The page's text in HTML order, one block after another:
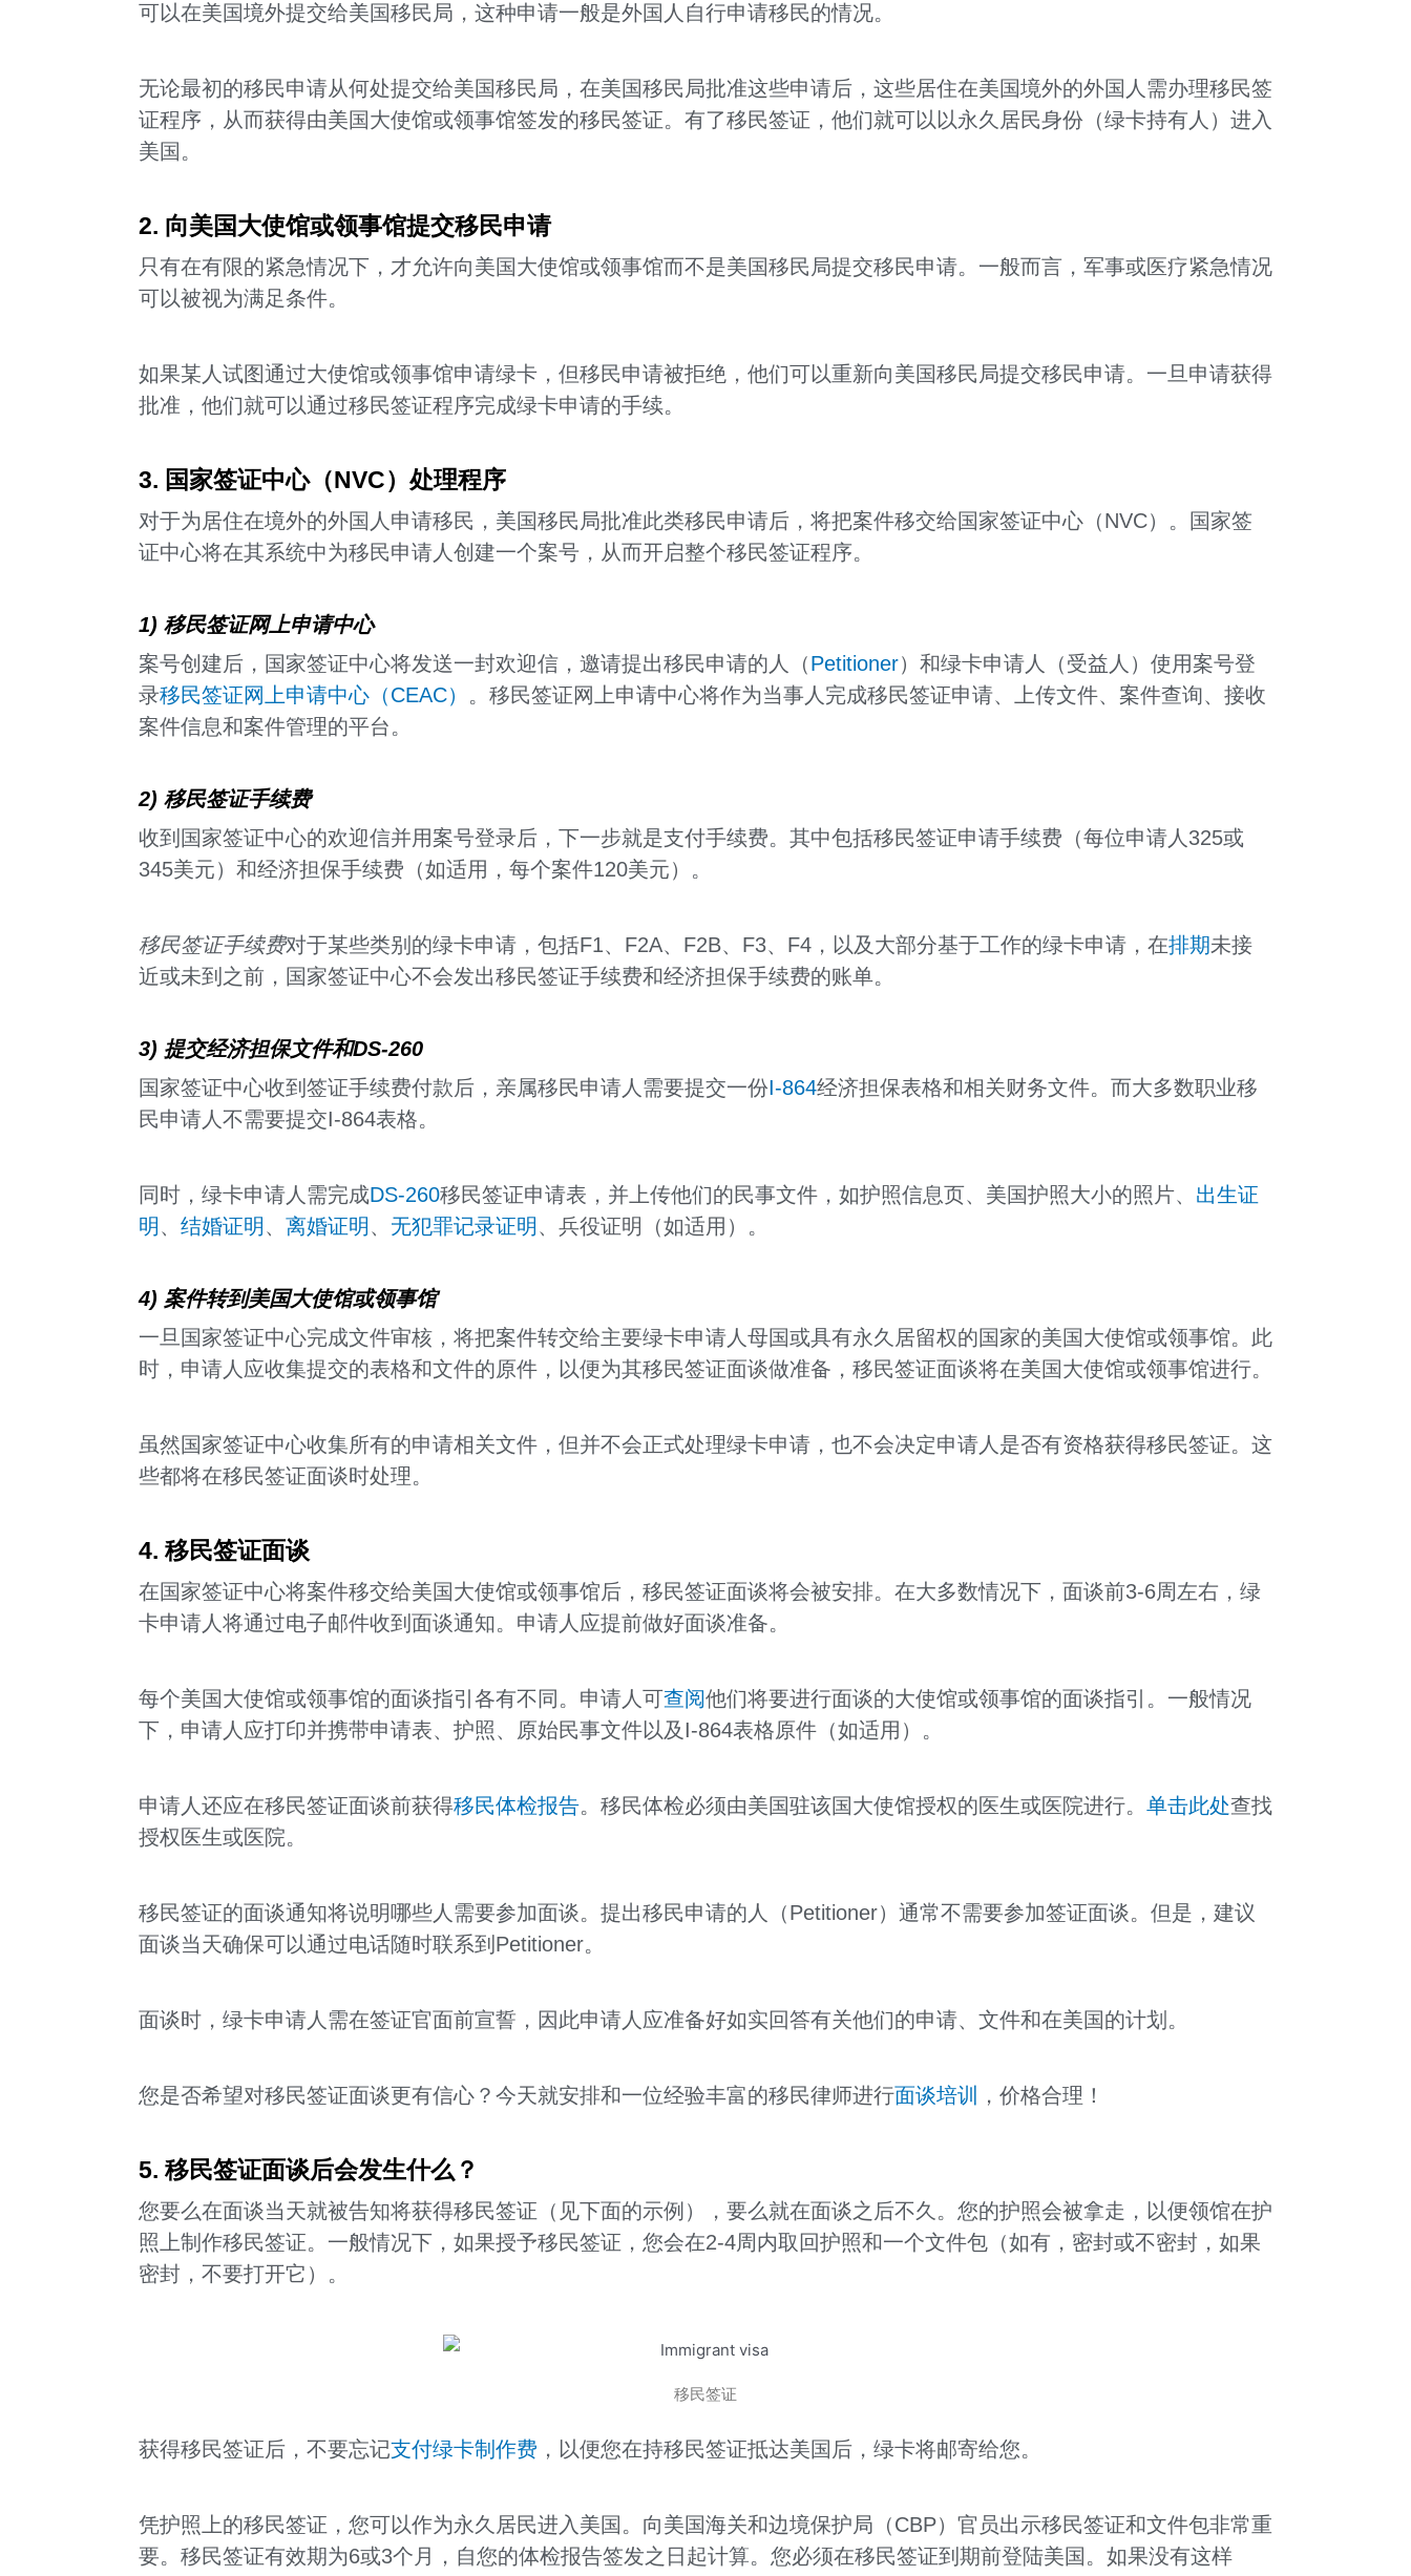
可以在美国境外提交给美国移民局，这种申请一般是外国人自行申请移民的情况。
无论最初的移民申请从何处提交给美国移民局，在美国移民局批准这些申请后，这些居住在美国境外的外国人需办理移民签
证程序，从而获得由美国大使馆或领事馆签发的移民签证。有了移民签证，他们就可以以永久居民身份（绿卡持有人）进入
美国。
2. 向美国大使馆或领事馆提交移民申请
只有在有限的紧急情况下，才允许向美国大使馆或领事馆而不是美国移民局提交移民申请。一般而言，军事或医疗紧急情况
可以被视为满足条件。
如果某人试图通过大使馆或领事馆申请绿卡，但移民申请被拒绝，他们可以重新向美国移民局提交移民申请。一旦申请获得
批准，他们就可以通过移民签证程序完成绿卡申请的手续。
3. 国家签证中心（NVC）处理程序
对于为居住在境外的外国人申请移民，美国移民局批准此类移民申请后，将把案件移交给国家签证中心（NVC）。国家签
证中心将在其系统中为移民申请人创建一个案号，从而开启整个移民签证程序。
1) 移民签证网上申请中心
案号创建后，国家签证中心将发送一封欢迎信，邀请提出移民申请的人（Petitioner）和绿卡申请人（受益人）使用案号登
录移民签证网上申请中心（CEAC） 。移民签证网上申请中心将作为当事人完成移民签证申请、上传文件、案件查询、接收
案件信息和案件管理的平台。
2) 移民签证手续费
收到国家签证中心的欢迎信并用案号登录后，下一步就是支付手续费。其中包括移民签证申请手续费（每位申请人325或
345美元）和经济担保手续费（如适用，每个案件120美元）。
移民签证手续费对于某些类别的绿卡申请，包括F1、F2A、F2B、F3、F4，以及大部分基于工作的绿卡申请，在排期未接
近或未到之前，国家签证中心不会发出移民签证手续费和经济担保手续费的账单。
3) 提交经济担保文件和DS-260
国家签证中心收到签证手续费付款后，亲属移民申请人需要提交一份I-864经济担保表格和相关财务文件。而大多数职业移
民申请人不需要提交I-864表格。
同时，绿卡申请人需完成DS-260移民签证申请表，并上传他们的民事文件，如护照信息页、美国护照大小的照片、 出生证
明 、 结婚证明 、 离婚证明 、 无犯罪记录证明 、兵役证明（如适用）。
4) 案件转到美国大使馆或领事馆
一旦国家签证中心完成文件审核，将把案件转交给主要绿卡申请人母国或具有永久居留权的国家的美国大使馆或领事馆。此
时，申请人应收集提交的表格和文件的原件，以便为其移民签证面谈做准备，移民签证面谈将在美国大使馆或领事馆进行。
虽然国家签证中心收集所有的申请相关文件，但并不会正式处理绿卡申请，也不会决定申请人是否有资格获得移民签证。这
些都将在移民签证面谈时处理。
4. 移民签证面谈
在国家签证中心将案件移交给美国大使馆或领事馆后，移民签证面谈将会被安排。在大多数情况下，面谈前3-6周左右，绿
卡申请人将通过电子邮件收到面谈通知。申请人应提前做好面谈准备。
每个美国大使馆或领事馆的面谈指引各有不同。申请人可查阅他们将要进行面谈的大使馆或领事馆的面谈指引。一般情况
下，申请人应打印并携带申请表、护照、原始民事文件以及I-864表格原件（如适用）。
申请人还应在移民签证面谈前获得移民体检报告。移民体检必须由美国驻该国大使馆授权的医生或医院进行。 单击此处查找
授权医生或医院。
移民签证的面谈通知将说明哪些人需要参加面谈。提出移民申请的人（Petitioner）通常不需要参加签证面谈。但是，建议
面谈当天确保可以通过电话随时联系到Petitioner。
面谈时，绿卡申请人需在签证官面前宣誓，因此申请人应准备好如实回答有关他们的申请、文件和在美国的计划。
您是否希望对移民签证面谈更有信心？今天就安排和一位经验丰富的移民律师进行面谈培训 ，价格合理！
5. 移民签证面谈后会发生什么？
您要么在面谈当天就被告知将获得移民签证（见下面的示例），要么就在面谈之后不久。您的护照会被拿走，以便领馆在护
照上制作移民签证。一般情况下，如果授予移民签证，您会在2-4周内取回护照和一个文件包（如有，密封或不密封，如果
密封，不要打开它）。
移民签证
获得移民签证后，不要忘记支付绿卡制作费 ，以便您在持移民签证抵达美国后，绿卡将邮寄给您。
凭护照上的移民签证，您可以作为永久居民进入美国。向美国海关和边境保护局（CBP）官员出示移民签证和文件包非常重
要。移民签证有效期为6或3个月，自您的体检报告签发之日起计算。您必须在移民签证到期前登陆美国。如果没有这样